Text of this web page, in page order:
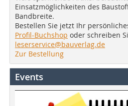
Einsatzmöglichkeiten des
Bandbreite.
Bestellen Sie jetzt Ihr
Profil-Buchshop oder schreiben
leserservice@bauverlag.de
Zur Bestellung
Events